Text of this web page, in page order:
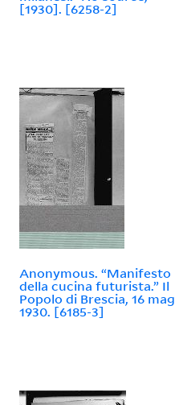
[1930]. [6258-2]
Anonymous. “Manifesto
della cucina futurista.” Il
Popolo di Brescia, 16 mag
1930. [6185-3]